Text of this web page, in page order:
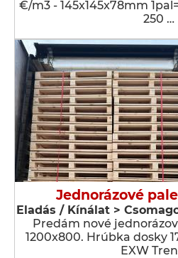
€/m3 - 145x145x78mm
250 …
Jednorázové
Eladás / Kínálat >
Predám nové
1200x800. Hrúbka dosky
EXW